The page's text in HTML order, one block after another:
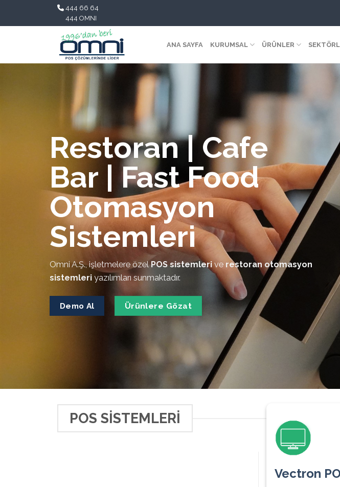
444 66 64
444 OMNI
ANA SAYFA KURUMSAL ÜRÜNLER
Restoran | Cafe
Bar | Fast Food
Otomasyon
Sistemleri
Omni A.Ş., işletmelere özelPOS sistemlerive restoran otomasyon
sistemleri yazılımları sunmaktadır.
Demo Al Ürünlere Gözat
POS SISTEMLERI
Vectron